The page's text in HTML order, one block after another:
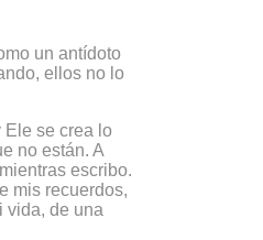
un antídoto
ellos no lo
Ele se crea lo
no están. A
escribo.
mis recuerdos,
vida, de una